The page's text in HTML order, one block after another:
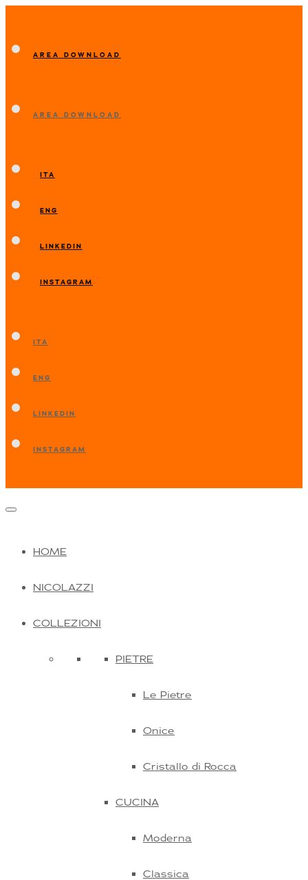
AREA DOWNLOAD
AREA DOWNLOAD
ITA
ENG
LINKEDIN
INSTAGRAM
ITA
ENG
LINKEDIN
INSTAGRAM
HOME
NICOLAZZI
COLLEZIONI
PIETRE
Le Pietre
Onice
Cristallo di Rocca
CUCINA
Moderna
Classica